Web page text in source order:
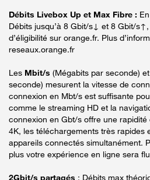
Débits Livebox Up et Max Fibre :
Débits jusqu’à 8 Gbit/s↓ et 8 Gbit/
d’éligibilité sur orange.fr. Plus
reseaux.orange.fr
Les Mbit/s (Mégabits par seconde) et
seconde) mesurent la vitesse de
connexion en Mbt/s est suffisante
comme le streaming HD et la
connexion en Gbt/s offre une
4K, les téléchargements très rapides
appareils connectés simultanément.
plus votre expérience en ligne sera
2Gbit/s partagés : Débits max